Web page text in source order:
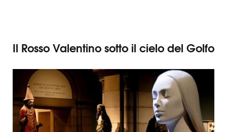
Il Rosso Valentino sotto il cielo del Golfo